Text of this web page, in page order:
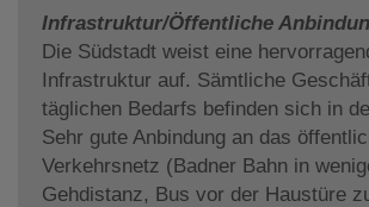
Infrastruktur/Öffentliche
Die Südstadt weist eine
Infrastruktur auf. Sämtliche
täglichen Bedarfs befinden sich in
Sehr gute Anbindung an das
Verkehrsnetz (Badner Bahn in
Gehdistanz, Bus vor der Haustüre